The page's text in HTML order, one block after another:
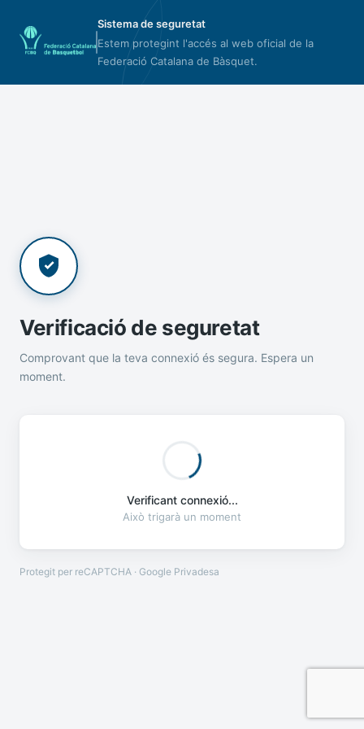
Sistema de seguretat
Estem protegint l'accés al web oficial de la
Federació Catalana de Bàsquet.
Verificació de seguretat
Comprovant que la teva connexió és segura. Espera un
moment.
Verificant connexió...
Això trigarà un moment
Protegit per reCAPTCHA · Google Privadesa